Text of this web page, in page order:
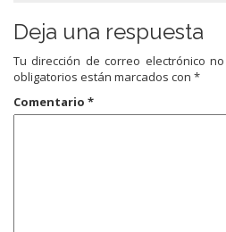
Deja una respuesta
Tu dirección de correo electrónico
obligatorios están marcados con *
Comentario *